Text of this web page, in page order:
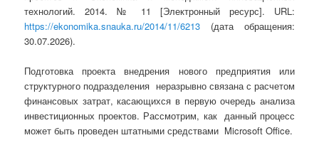
технологий. 2014. № 11 [Электронный ресурс]. URL:
https://ekonomika.snauka.ru/2014/11/6213 (дата обращения:
30.07.2026).
Подготовка проекта внедрения нового предприятия или
структурного подразделения неразрывно связана с расчетом
финансовых затрат, касающихся в первую очередь анализа
инвестиционных проектов. Рассмотрим, как данный процесс
может быть проведен штатными средствами Microsoft Office.